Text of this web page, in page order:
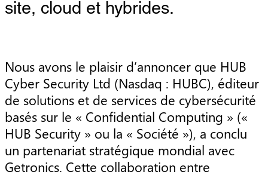
site, cloud et hybrides.
Nous avons le plaisir d’annoncer que HUB
Cyber Security Ltd (Nasdaq : HUBC), éditeur
de solutions et de services de cybersécurité
basés sur le « Confidential Computing » («
HUB Security » ou la « Société »), a conclu
un partenariat stratégique mondial avec
Getronics. Cette collaboration entre